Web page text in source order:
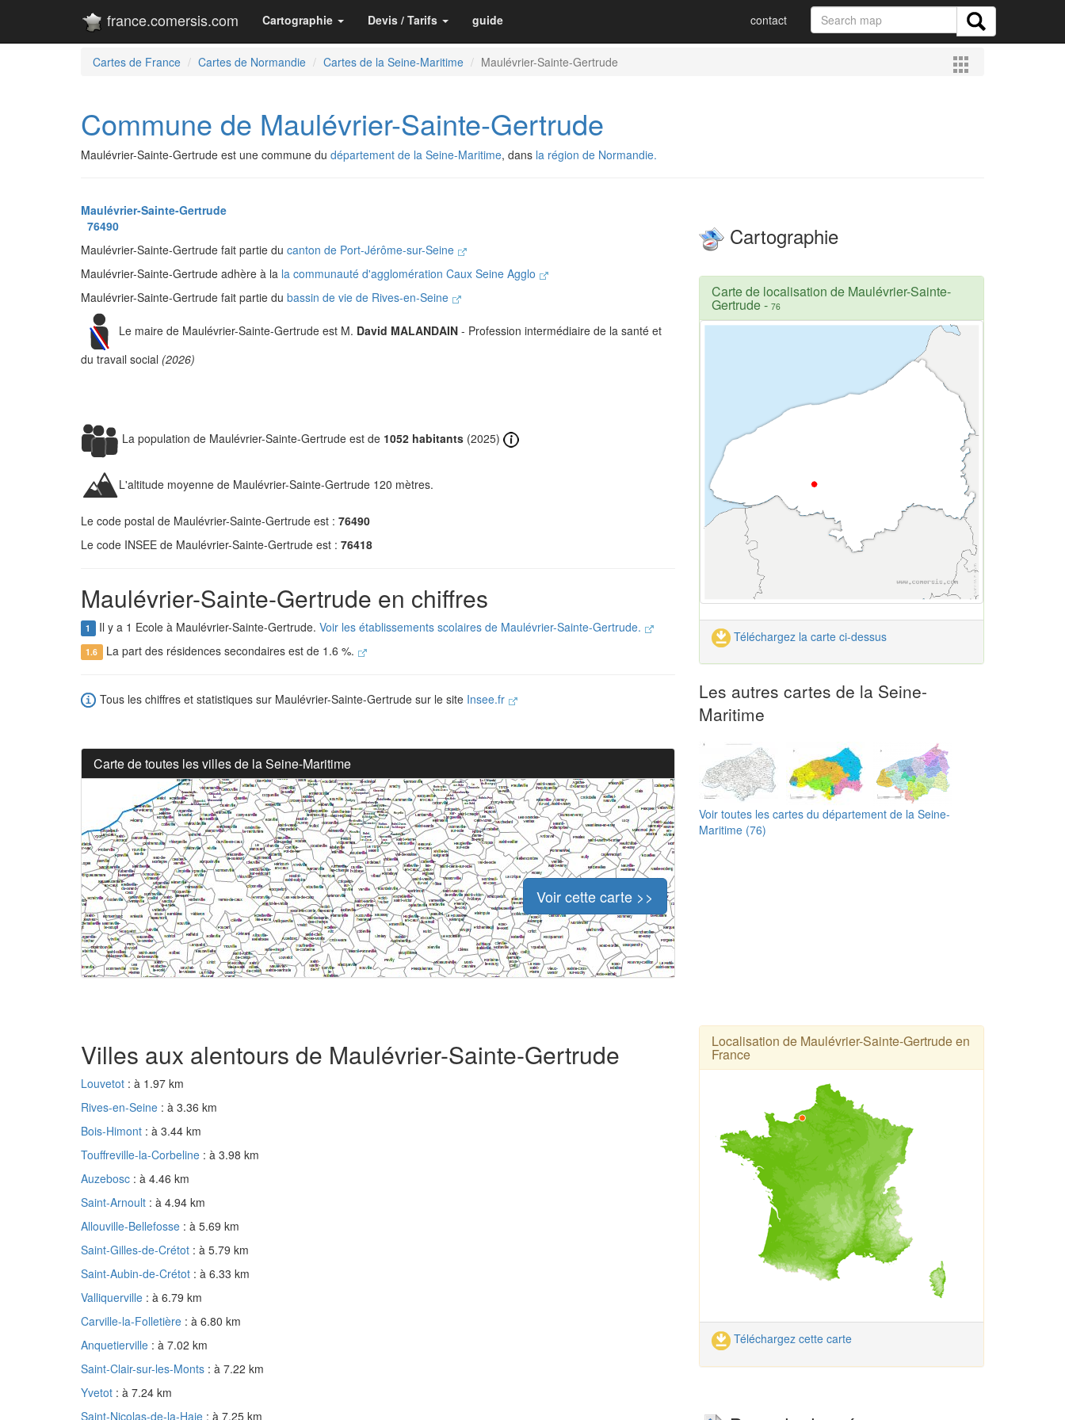
france.comersis.com Cartographie Devis / Tarifs guide contact
Cartes de France Cartes de Normandie Cartes de la Seine-Maritime Maulévrier-Sainte-Gertrude
Commune de Maulévrier-Sainte-Gertrude
Maulévrier-Sainte-Gertrude est une commune du département de la Seine-Maritime, dans la région de Normandie.
Maulévrier-Sainte-Gertrude
76490
Maulévrier-Sainte-Gertrude fait partie du canton de Port-Jérôme-sur-Seine
Maulévrier-Sainte-Gertrude adhère à la la communauté d'agglomération Caux Seine Agglo
Maulévrier-Sainte-Gertrude fait partie du bassin de vie de Rives-en-Seine
Le maire de Maulévrier-Sainte-Gertrude est M. David MALANDAIN - Profession intermédiaire de la santé et
du travail social (2026)
La population de Maulévrier-Sainte-Gertrude est de 1052 habitants (2025)
L'altitude moyenne de Maulévrier-Sainte-Gertrude 120 mètres.
Le code postal de Maulévrier-Sainte-Gertrude est : 76490
Le code INSEE de Maulévrier-Sainte-Gertrude est : 76418
Maulévrier-Sainte-Gertrude en chiffres
1 Il y a 1 Ecole à Maulévrier-Sainte-Gertrude. Voir les établissements scolaires de Maulévrier-Sainte-Gertrude.
1.6 La part des résidences secondaires est de 1.6 %.
Tous les chiffres et statistiques sur Maulévrier-Sainte-Gertrude sur le site Insee.fr
Carte de toutes les villes de la Seine-Maritime
Voir cette carte >>
Cartographie
Carte de localisation de Maulévrier-Sainte-
Gertrude- 76
Téléchargez la carte ci-dessus
Les autres cartes de la Seine-
Maritime
Voir toutes les cartes du département de la Seine-
Maritime (76)
Villes aux alentours de Maulévrier-Sainte-Gertrude
Louvetot : à 1.97 km
Rives-en-Seine : à 3.36 km
Bois-Himont : à 3.44 km
Touffreville-la-Corbeline : à 3.98 km
Auzebosc : à 4.46 km
Saint-Arnoult : à 4.94 km
Allouville-Bellefosse : à 5.69 km
Saint-Gilles-de-Crétot : à 5.79 km
Saint-Aubin-de-Crétot : à 6.33 km
Valliquerville : à 6.79 km
Carville-la-Folletière : à 6.80 km
Anquetierville : à 7.02 km
Saint-Clair-sur-les-Monts : à 7.22 km
Yvetot : à 7.24 km
Saint-Nicolas-de-la-Haie : à 7.25 km
Localisation de Maulévrier-Sainte-Gertrude en
France
Téléchargez cette carte